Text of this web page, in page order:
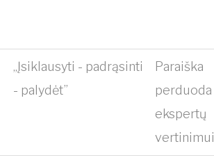
„Įsiklausyti - padrąsinti
- palydėt”
Paraiška
perduoda
ekspertų
vertinimui